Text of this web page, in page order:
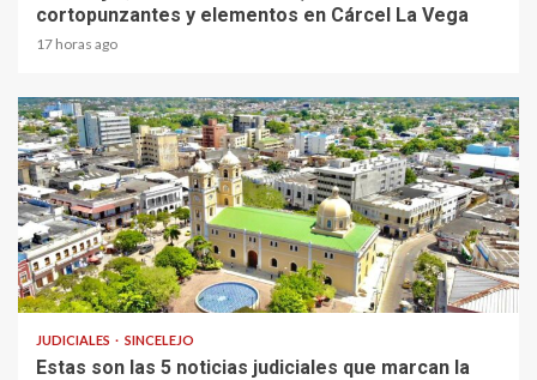
cortopunzantes y elementos en Cárcel La Vega
17 horas ago
2 min read
JUDICIALES SINCELEJO
Estas son las 5 noticias judiciales que marcan la